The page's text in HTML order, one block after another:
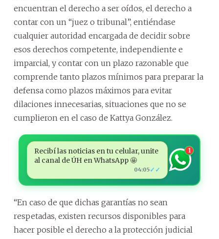
encuentran el derecho a ser oídos, el derecho a
contar con un “juez o tribunal”, entiéndase
cualquier autoridad encargada de decidir sobre
esos derechos competente, independiente e
imparcial, y contar con un plazo razonable que
comprende tanto plazos mínimos para preparar la
defensa como plazos máximos para evitar
dilaciones innecesarias, situaciones que no se
cumplieron en el caso de Kattya González.
Recibí las noticias en tu celular, unite
al canal de ÚH en WhatsApp 🤩
04:05✓✓
1
“En caso de que dichas garantías no sean
respetadas, existen recursos disponibles para
hacer posible el derecho a la protección judicial